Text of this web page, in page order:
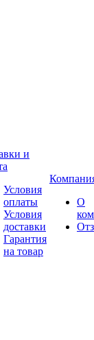
и
Условия
оплаты
Условия
доставки
Гарантия
на товар
О